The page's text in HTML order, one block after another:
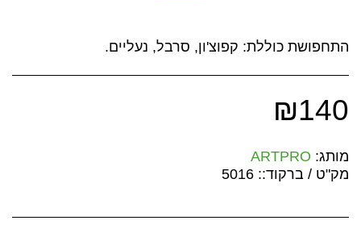
התחפושת כוללת: קפוצ'ון, סרבל, נעליים.
₪140
מותג: ARTPRO
מק"ט / ברקוד:: 5016